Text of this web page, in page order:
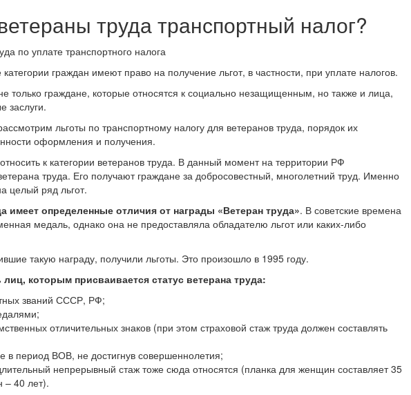
труда транспортный налог?
граждан имеют право на получение льгот, в частности, при уплате налогов.
только граждане, которые относятся к социально незащищенным, но также и лица,
заслуги.
льготы по транспортному налогу для ветеранов труда, порядок их
оформления и получения.
к категории ветеранов труда. В данный момент на территории РФ
труда. Его получают граждане за добросовестный, многолетний труд. Именно
целый ряд льгот.
имеет определенные отличия от награды «Ветеран труда». В советские времена
медаль, однако она не предоставляла обладателю льгот или каких-либо
такую награду, получили льготы. Это произошло в 1995 году.
которым присваивается статус ветерана труда:
званий СССР, РФ;
отличительных знаков (при этом страховой стаж труда должен составлять
в период ВОВ, не достигнув совершеннолетия;
непрерывный стаж тоже сюда относятся (планка для женщин составляет 35
– 40 лет).